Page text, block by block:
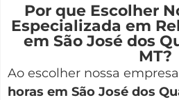
Por que Escolher
Especializada em
em São José dos
MT?
Ao escolher nossa
horas em São José dos